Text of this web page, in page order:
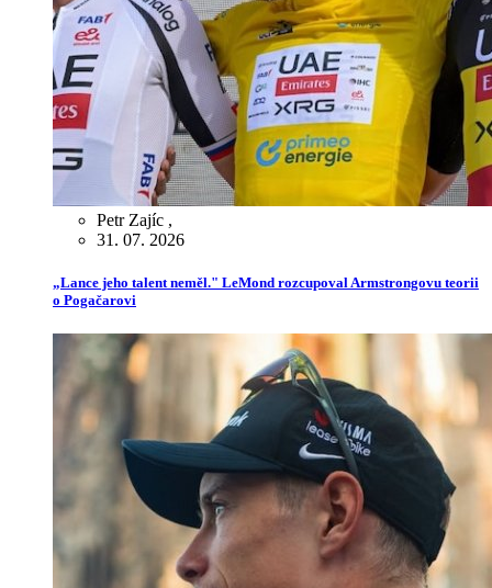
Petr Zajíc ,
31. 07. 2026
„Lance jeho talent neměl." LeMond rozcupoval Armstrongovu teorii
o Pogačarovi